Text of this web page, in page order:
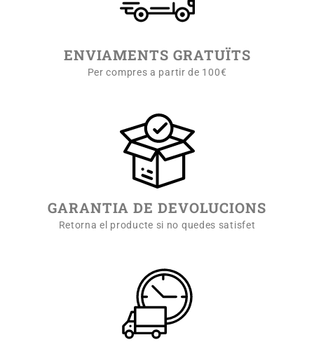
ENVIAMENTS GRATUÏTS
Per compres a partir de 100€
GARANTIA DE DEVOLUCIONS
Retorna el producte si no quedes satisfet